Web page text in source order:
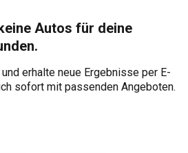
Autos für deine
erhalte neue Ergebnisse per E-
sofort mit passenden Angeboten.